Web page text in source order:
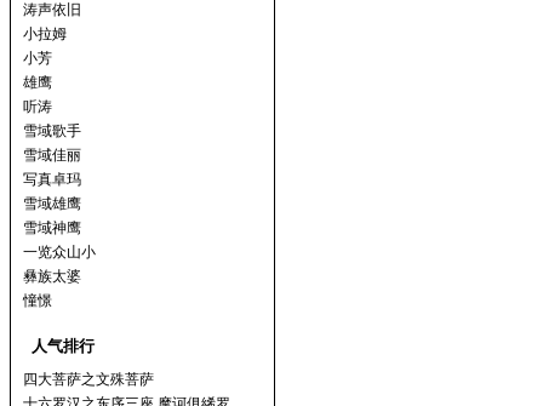
涛声依旧
小拉姆
小芳
雄鹰
听涛
雪域歌手
雪域佳丽
写真卓玛
雪域雄鹰
雪域神鹰
一览众山小
彝族太婆
憧憬
人气排行
四大菩萨之文殊菩萨